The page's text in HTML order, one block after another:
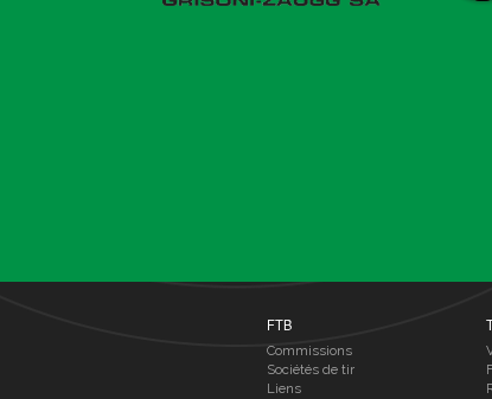
FTB
Commissions
Sociétés de tir
Liens